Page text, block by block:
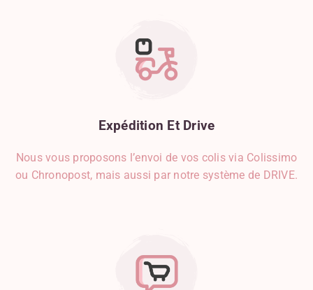
Expédition Et Drive
Nous vous proposons l’envoi de vos colis via Colissimo
ou Chronopost, mais aussi par notre système de DRIVE.